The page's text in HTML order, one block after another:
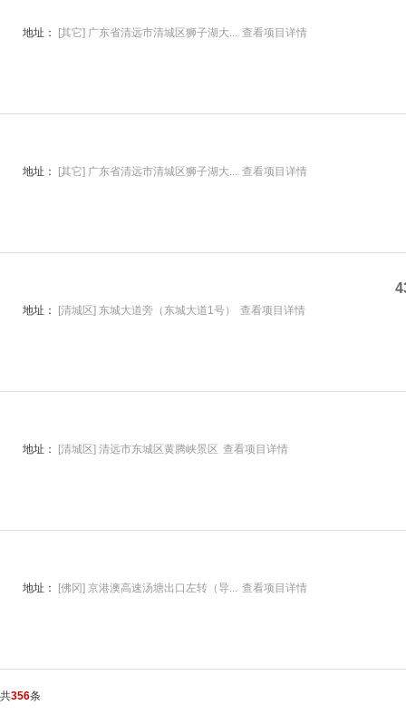
地址： [其它] 广东省清远市清城区狮子湖大... 查看项目详情
地址： [其它] 广东省清远市清城区狮子湖大... 查看项目详情
地址： [清城区] 东城大道旁（东城大道1号） 查看项目详情
地址： [清城区] 清远市东城区黄腾峡景区 查看项目详情
地址： [佛冈] 京港澳高速汤塘出口左转（导... 查看项目详情
共356条